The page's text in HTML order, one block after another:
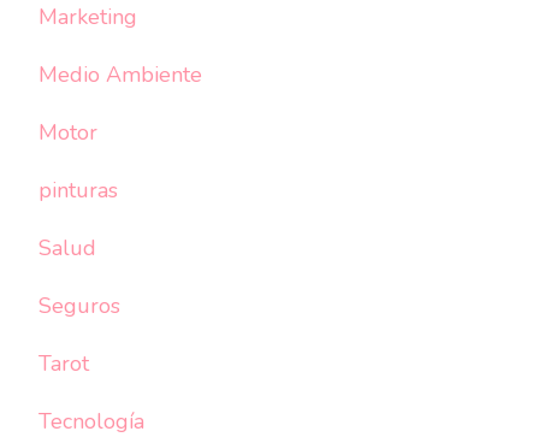
Marketing
Medio Ambiente
Motor
pinturas
Salud
Seguros
Tarot
Tecnología